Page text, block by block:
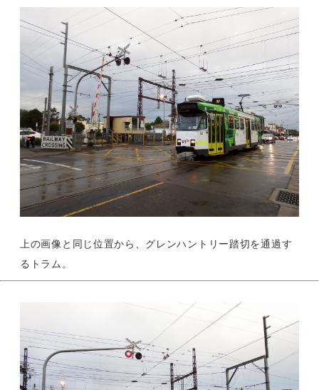
上の画像と同じ位置から、グレンハントリー踏切を通過す
るトラム。